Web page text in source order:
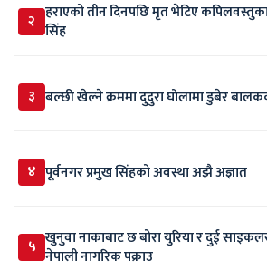
२ हराएको तीन दिनपछि मृत भेटिए
सिंह
३ बल्छी खेल्ने क्रममा दुदुरा घोलामा डुबेर
४ पूर्वनगर प्रमुख सिंहको अवस्था अझै अज्ञात
५ खुनुवा नाकाबाट छ बोरा युरिया र दुई
नेपाली नागरिक पक्राउ